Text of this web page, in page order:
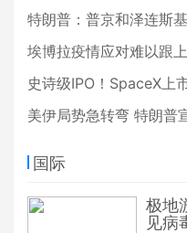
特朗普：普京和泽连斯
埃博拉疫情应对难以跟上
美伊局势急转弯 特朗普
国际
极地
见病